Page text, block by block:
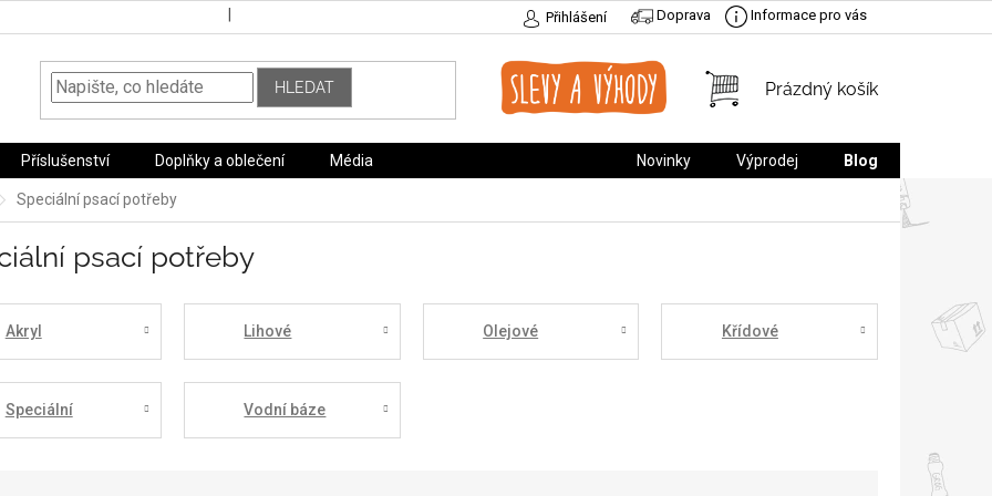
Přihlášení Doprava Informace pro vás
HLEDAT
NÁKUPNÍ
Prázdný košík
Příslušenství Doplňky a oblečení Média Novinky Výprodej Blog
Speciální psací potřeby
psací potřeby
Akryl Lihové Olejové Křídové
Speciální Vodní báze